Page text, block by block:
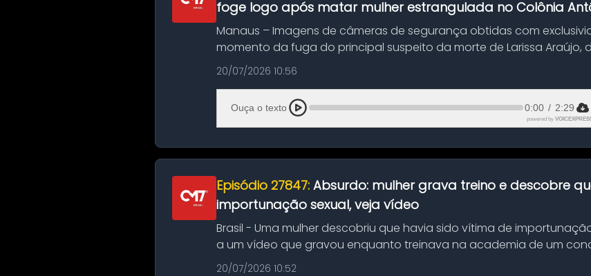
foge logo após matar mulher estrangulada no Colônia
Manaus – Imagens de câmeras de segurança obtidas com
momento da fuga do principal suspeito da morte de Larissa Araújo,
noite deste último d...
20/07/2026 10:56
Ouça o texto 0:00 / 2:29
powered by
Episódio 27847: Absurdo: mulher grava treino e descobre
importunação sexual, veja vídeo
Brasil - Uma mulher descobriu que havia sido vítima de
a um vídeo que gravou enquanto treinava na academia de um
na Bahia. O c...
20/07/2026 10:52